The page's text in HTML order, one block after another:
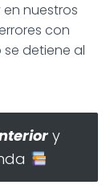
nuestros
con
se detiene al
y